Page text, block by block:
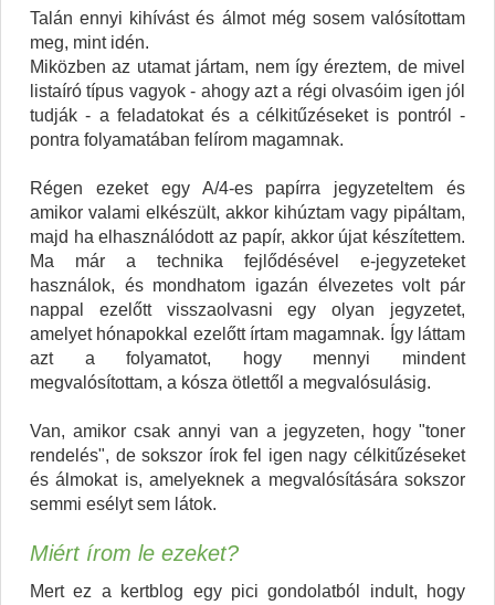
Talán ennyi kihívást és álmot még sosem valósítottam
meg, mint idén.
Miközben az utamat jártam, nem így éreztem, de mivel
listaíró típus vagyok - ahogy azt a régi olvasóim igen jól
tudják - a feladatokat és a célkitűzéseket is pontról -
pontra folyamatában felírom magamnak.
Régen ezeket egy A/4-es papírra jegyzeteltem és
amikor valami elkészült, akkor kihúztam vagy pipáltam,
majd ha elhasználódott az papír, akkor újat készítettem.
Ma már a technika fejlődésével e-jegyzeteket
használok, és mondhatom igazán élvezetes volt pár
nappal ezelőtt visszaolvasni egy olyan jegyzetet,
amelyet hónapokkal ezelőtt írtam magamnak. Így láttam
azt a folyamatot, hogy mennyi mindent
megvalósítottam, a kósza ötlettől a megvalósulásig.
Van, amikor csak annyi van a jegyzeten, hogy "toner
rendelés", de sokszor írok fel igen nagy célkitűzéseket
és álmokat is, amelyeknek a megvalósítására sokszor
semmi esélyt sem látok.
Miért írom le ezeket?
Mert ez a kertblog egy pici gondolatból indult, hogy